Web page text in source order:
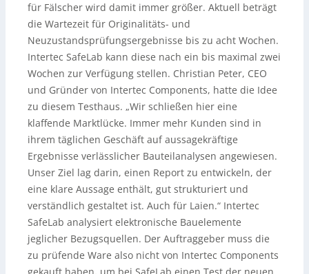
für Fälscher wird damit immer größer. Aktuell beträgt
die Wartezeit für Originalitäts- und
Neuzustandsprüfungsergebnisse bis zu acht Wochen.
Intertec SafeLab kann diese nach ein bis maximal zwei
Wochen zur Verfügung stellen. Christian Peter, CEO
und Gründer von Intertec Components, hatte die Idee
zu diesem Testhaus. „Wir schließen hier eine
klaffende Marktlücke. Immer mehr Kunden sind in
ihrem täglichen Geschäft auf aussagekräftige
Ergebnisse verlässlicher Bauteilanalysen angewiesen.
Unser Ziel lag darin, einen Report zu entwickeln, der
eine klare Aussage enthält, gut strukturiert und
verständlich gestaltet ist. Auch für Laien.“ Intertec
SafeLab analysiert elektronische Bauelemente
jeglicher Bezugsquellen. Der Auftraggeber muss die
zu prüfende Ware also nicht von Intertec Components